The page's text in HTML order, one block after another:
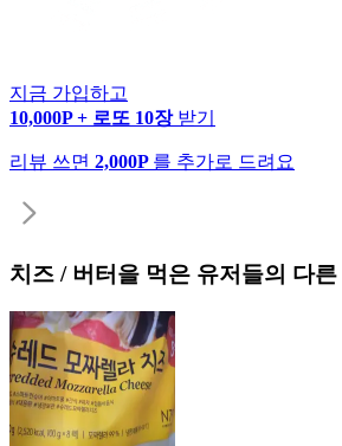
지금 가입하고
10,000P + 로또 10장 받기
리뷰 쓰면 2,000P 를 추가로 드려요
치즈 / 버터 을 먹은 유저들의 다